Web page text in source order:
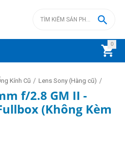
0


Kính Cũ / Lens Sony (Hàng cũ) /
f/2.8 GM II -
(Không Kèm